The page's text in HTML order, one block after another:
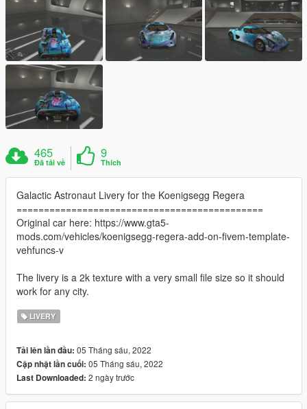
465
Đã tải về
9
Thích
Galactic Astronaut Livery for the Koenigsegg Regera
=============================================
Original car here: https://www.gta5-
mods.com/vehicles/koenigsegg-regera-add-on-fivem-template-
vehfuncs-v
The livery is a 2k texture with a very small file size so it should
work for any city.
LIVERY
Tải lên lần đầu: 05 Tháng sáu, 2022
Cập nhật lần cuối: 05 Tháng sáu, 2022
Last Downloaded: 2 ngày trước